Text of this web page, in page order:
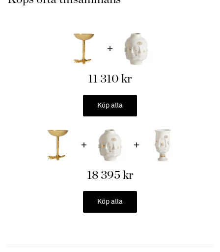
omsorgsfullt designade, men som inte tar sig själva på för stort allvar.
11 310 kr
Köp alla
18 395 kr
Köp alla